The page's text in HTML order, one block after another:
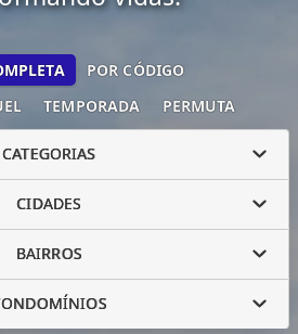
TEMPORADA PERMUTA
POR CÓDIGO
CATEGORIAS
CIDADES
BAIRROS